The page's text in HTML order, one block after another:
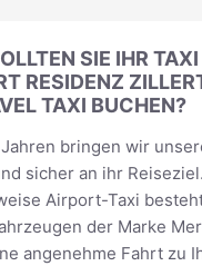
SIE IHR
RESIDENZ
TAXI BUCHEN?
bringen wir
sicher an ihr
Airport-Taxi
der Marke
angenehme Fahrt zu